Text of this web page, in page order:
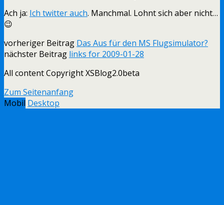
Ach ja: Ich twitter auch. Manchmal. Lohnt sich aber nicht…
😉
vorheriger Beitrag Das Aus für den MS Flugsimulator?
nächster Beitrag links for 2009-01-28
All content Copyright XSBlog2.0beta
Zum Seitenanfang
Mobil Desktop